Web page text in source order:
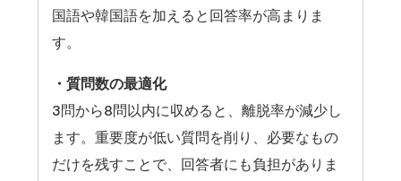
国語や韓国語を加えると回答率が高まりま
す。
・質問数の最適化
3問から8問以内に収めると、離脱率が減少し
ます。重要度が低い質問を削り、必要なもの
だけを残すことで、回答者にも負担がありま